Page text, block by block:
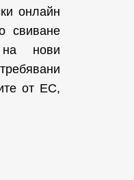
онлайн
свиване
нови
от ЕС,